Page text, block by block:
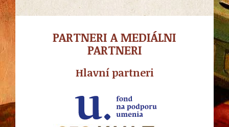
PARTNERI A MEDIÁLNI
PARTNERI
Hlavní partneri